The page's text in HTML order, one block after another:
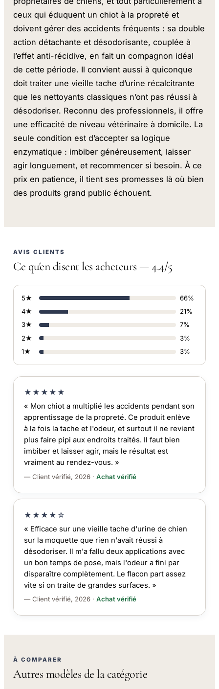
ceux qui éduquent un chiot à la propreté et
doivent gérer des accidents fréquents : sa double
action détachante et désodorisante, couplée à
l’effet anti-récidive, en fait un compagnon idéal
de cette période. Il convient aussi à quiconque
doit traiter une vieille tache d’urine récalcitrante
que les nettoyants classiques n’ont pas réussi à
désodoriser. Reconnu des professionnels, il offre
une efficacité de niveau vétérinaire à domicile. La
seule condition est d’accepter sa logique
enzymatique : imbiber généreusement, laisser
agir longuement, et recommencer si besoin. À ce
prix en patience, il tient ses promesses là où bien
des produits grand public échouent.
AVIS CLIENTS
Ce qu'en disent les acheteurs — 4.4/5
5★
66%
4★
21%
3★
7%
2★
3%
1★
3%
★★★★★
« Mon chiot a multiplié les accidents pendant son
apprentissage de la propreté. Ce produit enlève
à la fois la tache et l'odeur, et surtout il ne revient
plus faire pipi aux endroits traités. Il faut bien
imbiber et laisser agir, mais le résultat est
vraiment au rendez-vous. »
— Client vérifié, 2026 · Achat vérifié
★★★★☆
« Efficace sur une vieille tache d'urine de chien
sur la moquette que rien n'avait réussi à
désodoriser. Il m'a fallu deux applications avec
un bon temps de pose, mais l'odeur a fini par
disparaître complètement. Le flacon part assez
vite si on traite de grandes surfaces. »
— Client vérifié, 2026 · Achat vérifié
À COMPARER
Autres modèles de la catégorie